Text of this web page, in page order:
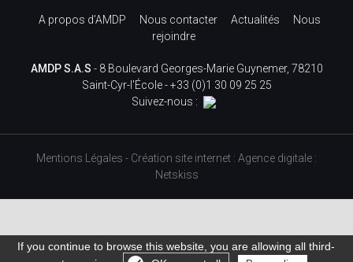
A propos d’AMDP Nous contacter Actualités
Nous
rejoindre
AMDP S.A.S - 8 Boulevard Georges-Marie Guynemer, 78210
Saint-Cyr-l'École -+33 (0)1 30 09 25 25
Suivez-nous :
Mentions Légales - Création site internet : Agence digitale :
Netskiss
If you continue to browse this website, you are allowing all third-